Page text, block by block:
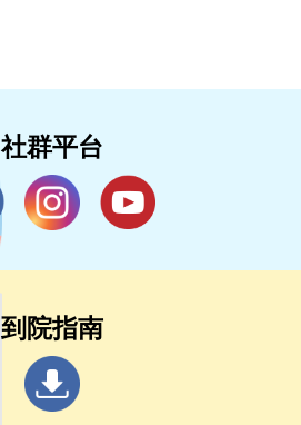
社群平台
到院指南